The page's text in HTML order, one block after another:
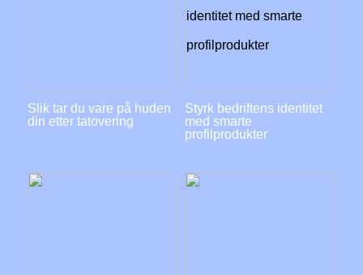
Slik tar du vare på huden
din etter tatovering
Styrk bedriftens identitet
med smarte
profilprodukter